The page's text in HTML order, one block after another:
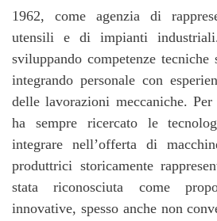
1962, come agenzia di
utensili e di impianti
sviluppando competenze tecniche
integrando personale con
delle lavorazioni meccaniche.
ha sempre ricercato le
integrare nell’offerta di
produttrici storicamente
stata riconosciuta come
innovative, spesso anche non